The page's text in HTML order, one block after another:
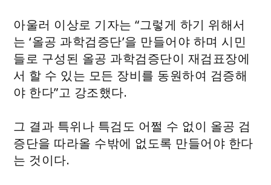
아울러 이상로 기자는 “그렇게 하기 위해서
는 ‘올공 과학검증단’을 만들어야 하며 시민
들로 구성된 올공 과학검증단이 재검표장에
서 할 수 있는 모든 장비를 동원하여 검증해
야 한다”고 강조했다.
그 결과 특위나 특검도 어쩔 수 없이 올공 검
증단을 따라올 수밖에 없도록 만들어야 한다
는 것이다.